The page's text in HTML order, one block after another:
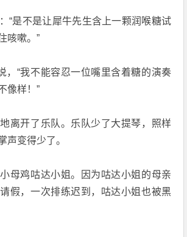
“是不是让犀牛先生含上一颗润喉糖试
咳嗽。”
，“我不能容忍一位嘴里含着糖的演奏
像样！”
离开了乐队。乐队少了大提琴，照样
声变得少了。
母鸡咕达小姐。因为咕达小姐的母亲
假，一次排练迟到，咕达小姐也被黑